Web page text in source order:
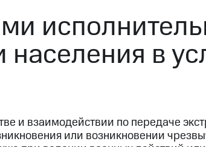
в
и взаимодействии по передаче
или возникновении